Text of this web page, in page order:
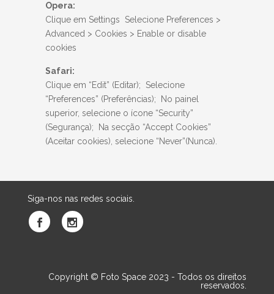
Opera:
Clique em Settings Selecione Preferences >
Advanced > Cookies > Enable or disable
cookies
Safari:
Clique em “Edit” (Editar); Selecione
“Preferences” (Preferências); No painel
superior, selecione o ícone “Security”
(Segurança); Na secção “Accept Cookies”
(Aceitar cookies), selecione “Never”(Nunca).
Siga-nos nas redes sociais.
Copyright © Foto Space 2023 - Todos os direitos
reservados.